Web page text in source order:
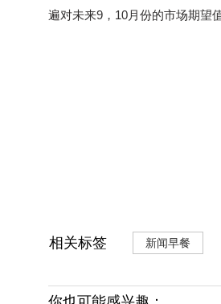
遍对未来9，10月份的市场期望
相关标签 新闻早餐